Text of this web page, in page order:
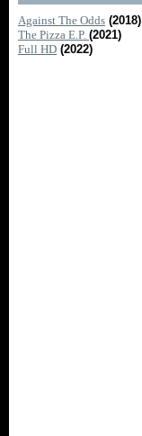
Against The Odds (2018)
The Pizza E.P. (2021)
Full HD (2022)